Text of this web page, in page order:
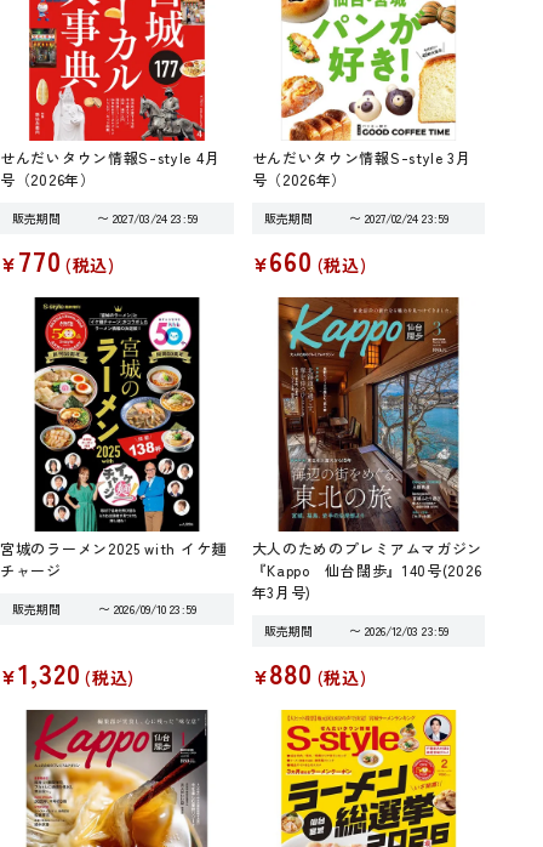
せんだいタウン情報S-style 4月
号（2026年）
販売期間 〜 2027/03/24 23:59
¥770 税込
せんだいタウン情報S-style 3月
号（2026年）
販売期間 〜 2027/02/24 23:59
¥660 税込
宮城のラーメン2025 with イケ麺
チャージ
販売期間 〜 2026/09/10 23:59
¥1,320 税込
大人のためのプレミアムマガジン
『Kappo 仙台闊歩』140号(2026
年3月号)
販売期間 〜 2026/12/03 23:59
¥880 税込